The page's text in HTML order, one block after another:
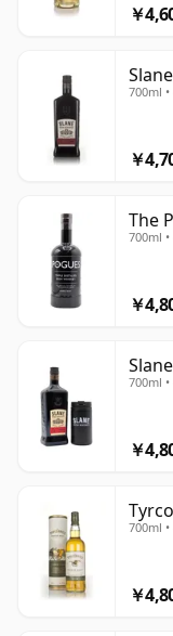
￥
Slane
700ml •
￥
The
700ml •
￥
700ml •
￥
700ml •
￥